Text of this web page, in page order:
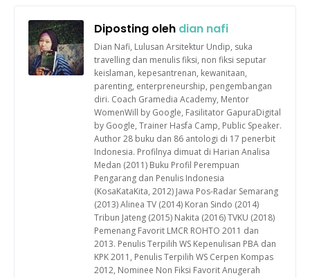
Diposting oleh dian nafi
Dian Nafi, Lulusan Arsitektur Undip, suka
travelling dan menulis fiksi, non fiksi seputar
keislaman, kepesantrenan, kewanitaan,
parenting, enterpreneurship, pengembangan
diri. Coach Gramedia Academy, Mentor
WomenWill by Google, Fasilitator GapuraDigital
by Google, Trainer Hasfa Camp, Public Speaker.
Author 28 buku dan 86 antologi di 17 penerbit
Indonesia. Profilnya dimuat di Harian Analisa
Medan (2011) Buku Profil Perempuan
Pengarang dan Penulis Indonesia
(KosaKataKita, 2012) Jawa Pos-Radar Semarang
(2013) Alinea TV (2014) Koran Sindo (2014)
Tribun Jateng (2015) Nakita (2016) TVKU (2018)
Pemenang Favorit LMCR ROHTO 2011 dan
2013. Penulis Terpilih WS Kepenulisan PBA dan
KPK 2011, Penulis Terpilih WS Cerpen Kompas
2012, Nominee Non Fiksi Favorit Anugerah